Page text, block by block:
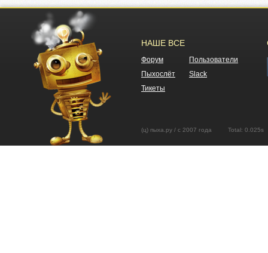
НАШЕ ВСЕ
Форум
Пользователи
Пыхослёт
Slack
Тикеты
(ц) пыха.ру / с 2007 года Total: